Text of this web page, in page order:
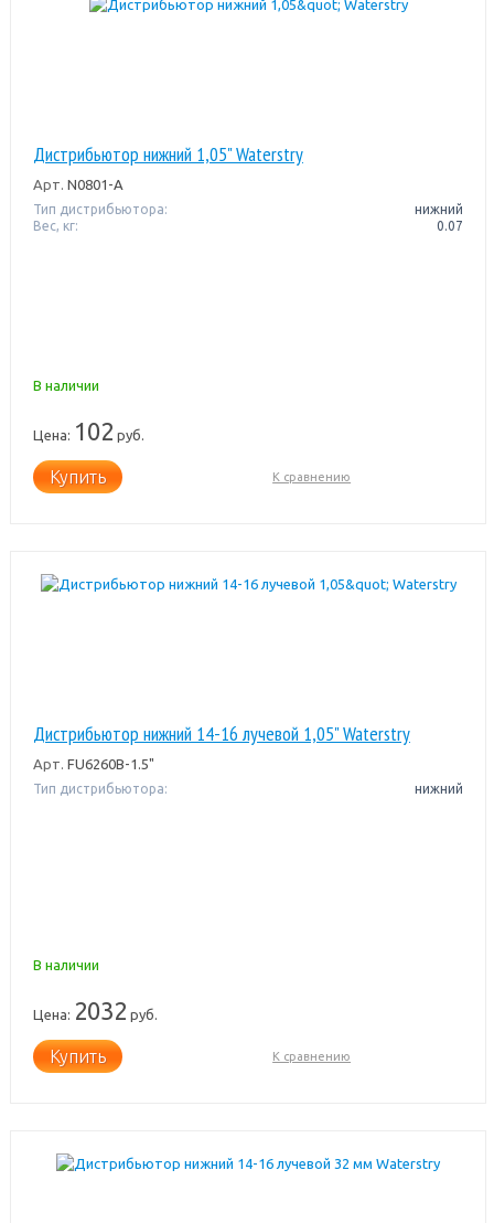
Дистрибьютор нижний 1,05" Waterstry
Арт. N0801-A
Тип дистрибьютора:
нижний
Вес, кг:
0.07
В наличии
Цена: 102 руб.
Купить К сравнению
Дистрибьютор нижний 14-16 лучевой 1,05" Waterstry
Арт. FU6260B-1.5"
Тип дистрибьютора: нижний
В наличии
Цена: 2032 руб.
Купить К сравнению